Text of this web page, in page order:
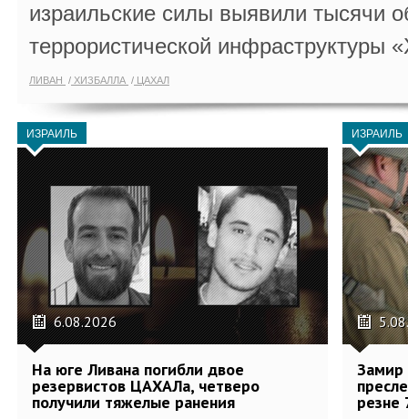
израильские силы выявили тысячи
террористической инфраструктуры
ЛИВАН ХИЗБАЛЛА ЦАХАЛ
ИЗРАИЛЬ
6.08.2026
На юге Ливана погибли двое
резервистов ЦАХАЛа, четверо
получили тяжелые ранения
ИЗРАИЛЬ
Замир
резне